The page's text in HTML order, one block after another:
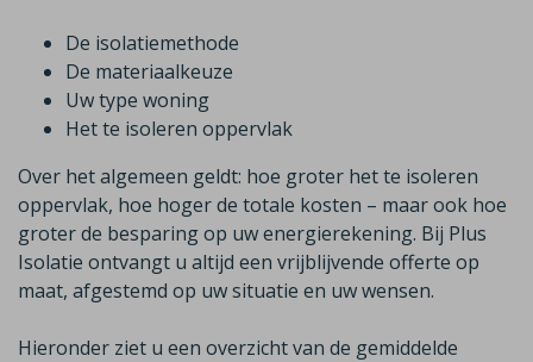
De isolatiemethode
De materiaalkeuze
Uw type woning
Het te isoleren oppervlak
Over het algemeen geldt: hoe groter het te isoleren
oppervlak, hoe hoger de totale kosten – maar ook hoe
groter de besparing op uw energierekening. Bij Plus
Isolatie ontvangt u altijd een vrijblijvende offerte op
maat, afgestemd op uw situatie en uw wensen.
Hieronder ziet u een overzicht van de gemiddelde